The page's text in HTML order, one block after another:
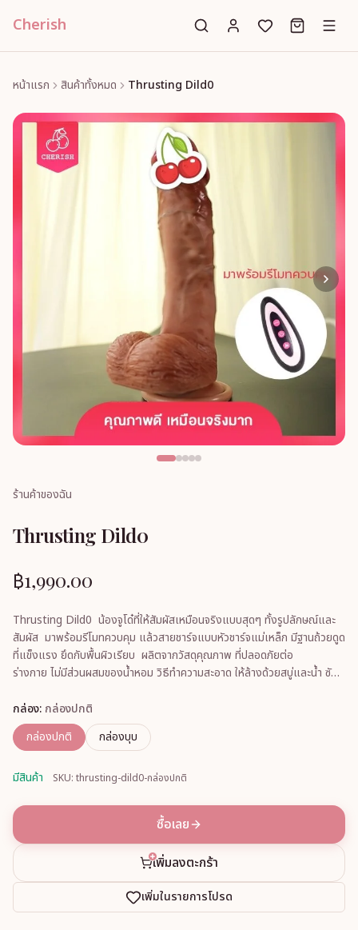
Cherish
หน้าแรก สินค้าทั้งหมด Thrusting Dild0
ร้านค้าของฉัน
Thrusting Dild0
฿1,990.00
Thrusting Dild0 น้องจูโด๋ที่ให้สัมผัสเหมือนจริงแบบสุดๆ ทั้งรูปลักษณ์และ
สัมผัส มาพร้อมรีโมทควบคุม แล้วสายชาร์จแบบหัวชาร์จแม่เหล็ก มีฐานถ้วยดูด
ที่แข็งแรง ยึดกับพื้นผิวเรียบ ผลิตจากวัสดุคุณภาพ ที่ปลอดภัยต่อ
ร่างกาย ไม่มีส่วนผสมของน้ำหอม วิธีทำความสะอาด ให้ล้างด้วยสบู่และน้ำ ซับ
กล่อง: กล่องปกติ
กล่องปกติ
กล่องบุบ
มีสินค้า SKU: thrusting-dild0-กล่องปกติ
ซื้อเลย
เพิ่มลงตะกร้า
เพิ่มในรายการโปรด